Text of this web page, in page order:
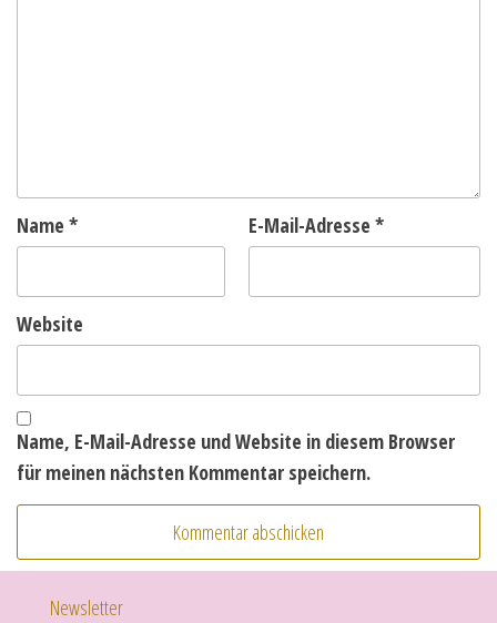
Name * E-Mail-Adresse *
Website
Name, E-Mail-Adresse und Website in diesem Browser
für meinen nächsten Kommentar speichern.
Newsletter